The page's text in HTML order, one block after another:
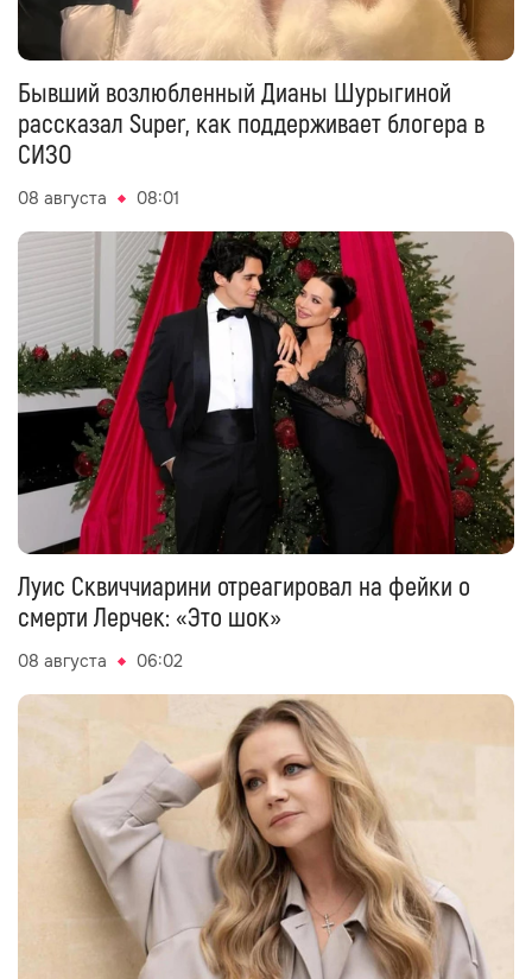
Бывший возлюбленный Дианы Шурыгиной
рассказал Super, как поддерживает блогера в
СИЗО
08 августа 08:01
Луис Сквиччиарини отреагировал на фейки о
смерти Лерчек: «Это шок»
08 августа 06:02